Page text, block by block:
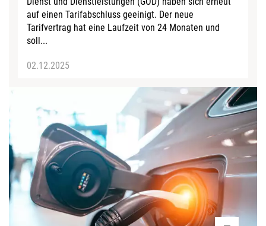
auf einen Tarifabschluss geeinigt. Der neue
Tarifvertrag hat eine Laufzeit von 24 Monaten und
soll...
02.12.2025